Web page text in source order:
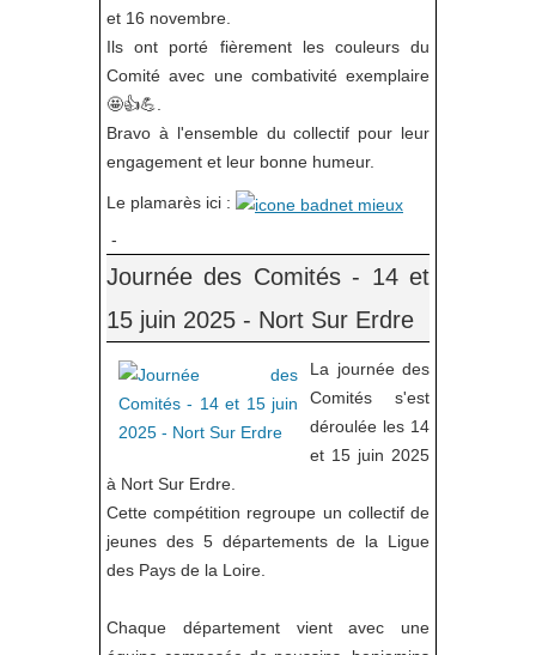
et 16 novembre.
Ils ont porté fièrement les couleurs du
Comité avec une combativité exemplaire
🤩👍💪.
Bravo à l'ensemble du collectif pour leur
engagement et leur bonne humeur.
Le plamarès ici :
-
Journée des Comités - 14 et
15 juin 2025 - Nort Sur Erdre
La journée des
Comités s'est
déroulée les 14
et 15 juin 2025
à Nort Sur Erdre.
Cette compétition regroupe un collectif de
jeunes des 5 départements de la Ligue
des Pays de la Loire.
Chaque département vient avec une